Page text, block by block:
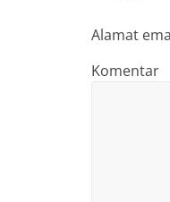
Alamat
Komentar